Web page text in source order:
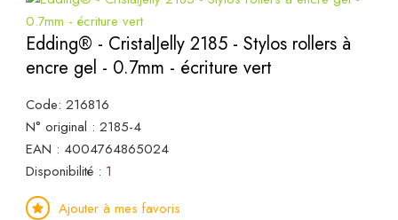
Edding® - CristalJelly 2185 - Stylos rollers à
encre gel - 0.7mm - écriture vert
Code: 216816
N° original : 2185-4
EAN : 4004764865024
Disponibilité : 1
Ajouter à mes favoris